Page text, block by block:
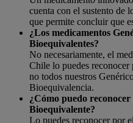
cuenta con el sustento de
que permite concluir que
¿Los medicamentos
Bioequivalentes?
No necesariamente, el
Chile lo puedes reconocer
no todos nuestros
Bioequivalencia.
¿Cómo puedo
Bioequivalente?
Lo puedes reconocer por